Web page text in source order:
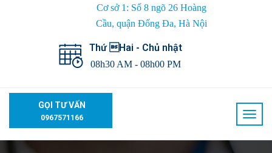
Cơ sở 1: Số 8 ngõ 26 Hoàng
Cầu, quận Đống Đa, Hà Nội
Thứ Hai - Chủ nhật
08h30 AM - 08h00 PM
GỌI TƯ VẤN
0967571166